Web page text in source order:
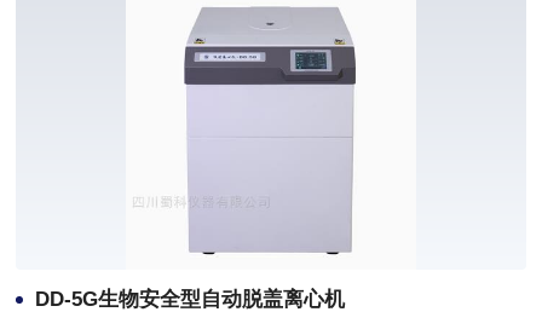
DD-5G生物安全型自动脱盖离心机